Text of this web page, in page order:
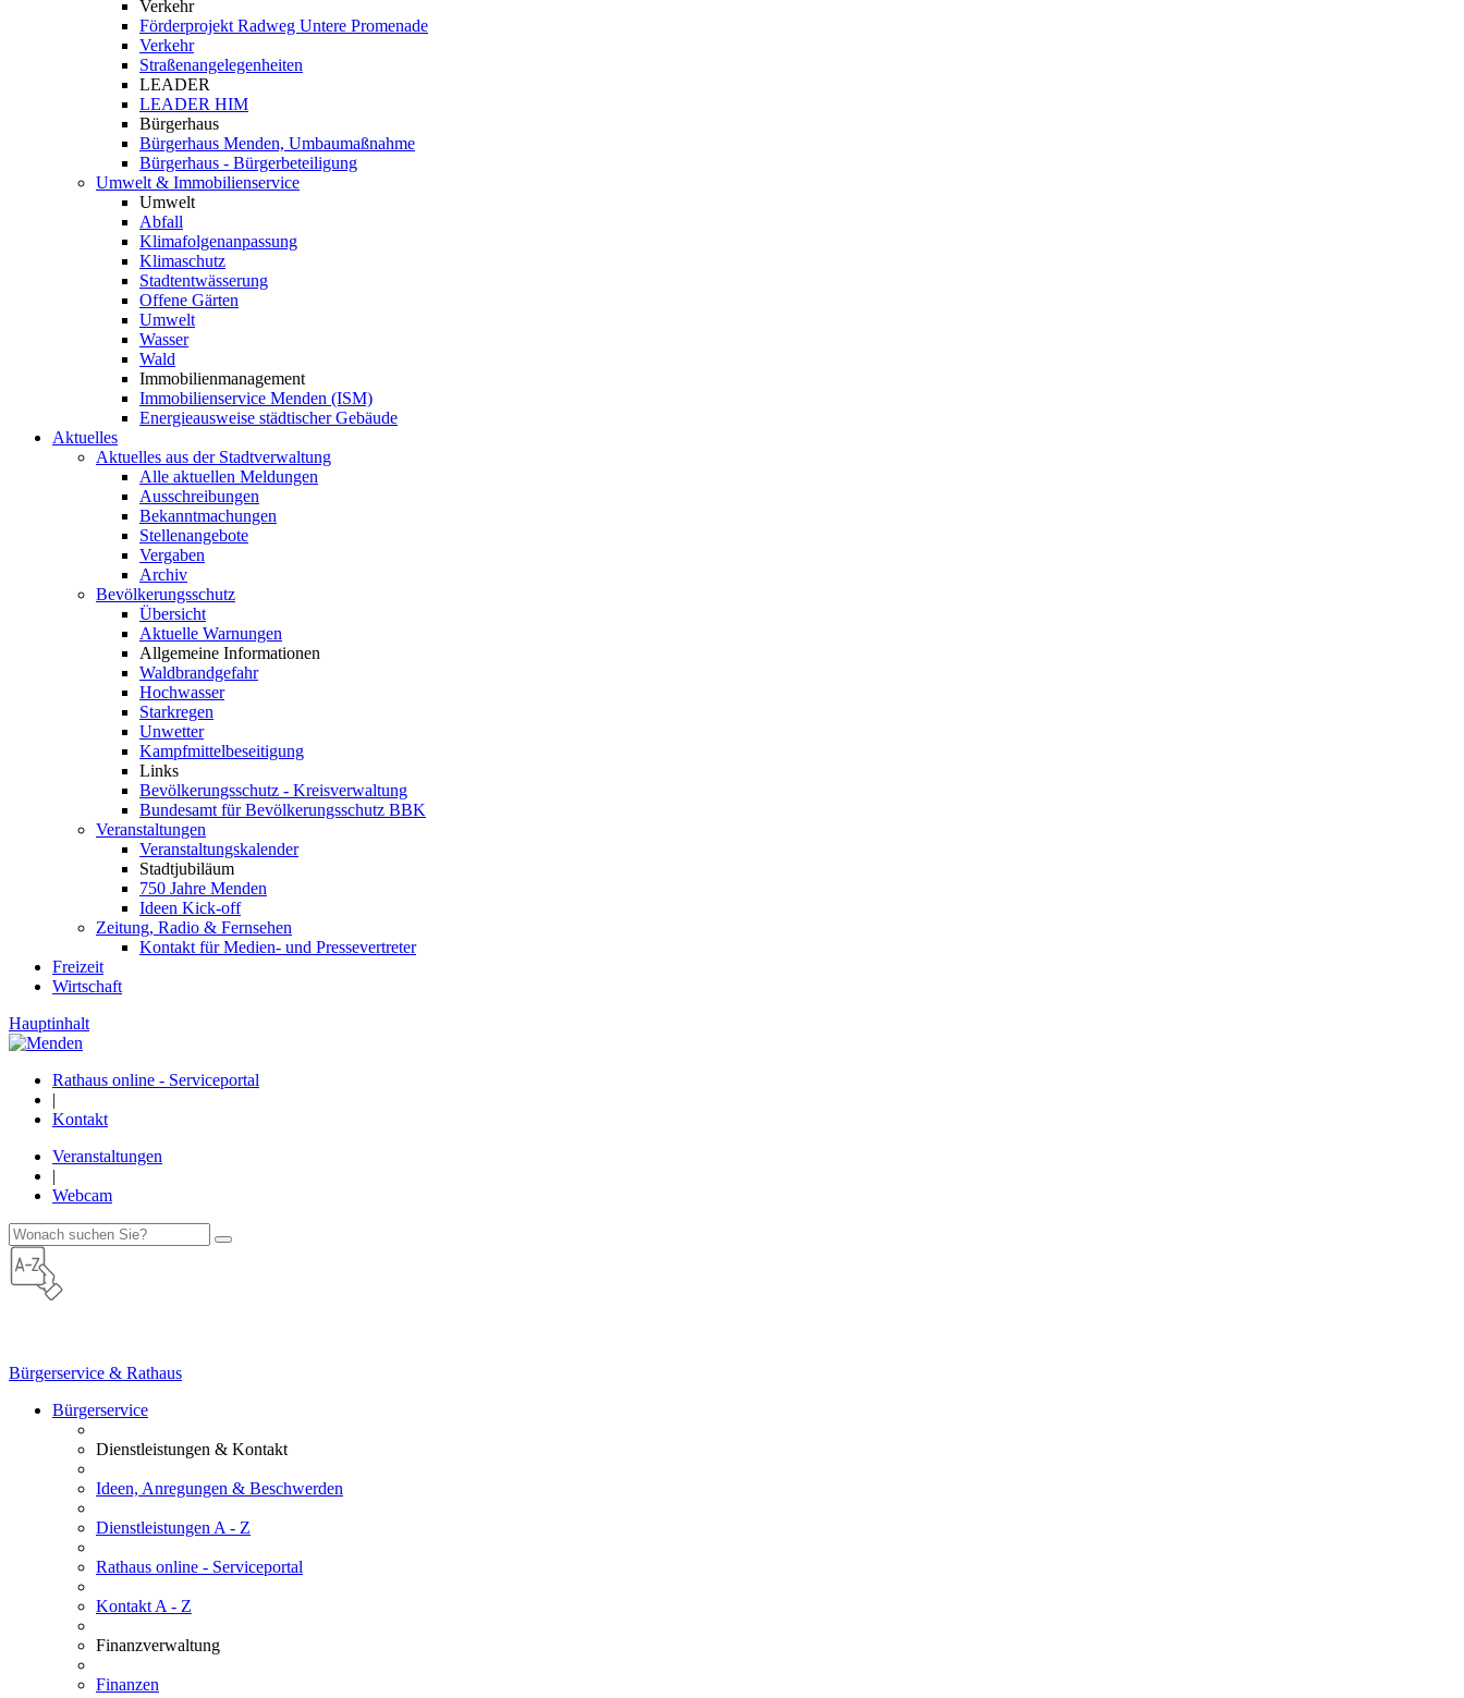
Verkehr
Förderprojekt Radweg Untere Promenade
Verkehr
Straßenangelegenheiten
LEADER
LEADER HIM
Bürgerhaus
Bürgerhaus Menden, Umbaumaßnahme
Bürgerhaus - Bürgerbeteiligung
Umwelt & Immobilienservice
Umwelt
Abfall
Klimafolgenanpassung
Klimaschutz
Stadtentwässerung
Offene Gärten
Umwelt
Wasser
Wald
Immobilienmanagement
Immobilienservice Menden (ISM)
Energieausweise städtischer Gebäude
Aktuelles
Aktuelles aus der Stadtverwaltung
Alle aktuellen Meldungen
Ausschreibungen
Bekanntmachungen
Stellenangebote
Vergaben
Archiv
Bevölkerungsschutz
Übersicht
Aktuelle Warnungen
Allgemeine Informationen
Waldbrandgefahr
Hochwasser
Starkregen
Unwetter
Kampfmittelbeseitigung
Links
Bevölkerungsschutz - Kreisverwaltung
Bundesamt für Bevölkerungsschutz BBK
Veranstaltungen
Veranstaltungskalender
Stadtjubiläum
750 Jahre Menden
Ideen Kick-off
Zeitung, Radio & Fernsehen
Kontakt für Medien- und Pressevertreter
Freizeit
Wirtschaft
Hauptinhalt
Rathaus online - Serviceportal
|
Kontakt
Veranstaltungen
|
Webcam
Bürgerservice & Rathaus
Bürgerservice
Dienstleistungen & Kontakt
Ideen, Anregungen & Beschwerden
Dienstleistungen A - Z
Rathaus online - Serviceportal
Kontakt A - Z
Finanzverwaltung
Finanzen